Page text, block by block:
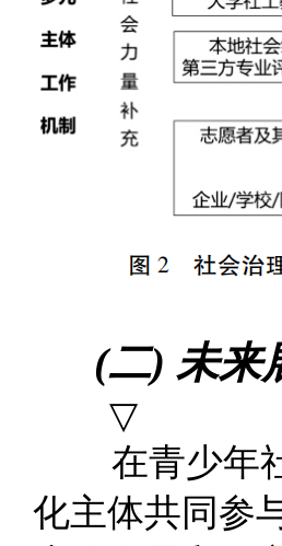
(二) 未来
▽
在青少年
化主体共同参